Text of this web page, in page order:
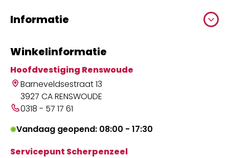
Informatie
Winkelinformatie
Hoofdvestiging Renswoude
Barneveldsestraat 13
3927 CA RENSWOUDE
0318 - 57 17 61
Vandaag geopend: 08:00 - 17:30
Servicepunt Scherpenzeel